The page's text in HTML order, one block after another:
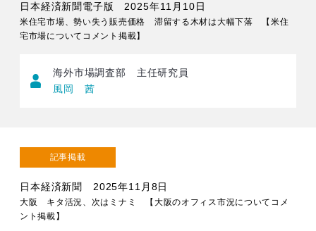
日本経済新聞電子版 2025年11月10日
米住宅市場、勢い失う販売価格 滞留する木材は大幅下落 【米住
宅市場についてコメント掲載】
海外市場調査部 主任研究員
風岡 茜
記事掲載
日本経済新聞 2025年11月8日
大阪 キタ活況、次はミナミ 【大阪のオフィス市況についてコメ
ント掲載】